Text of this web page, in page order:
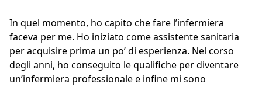
In quel momento, ho capito che fare l’infermiera
faceva per me. Ho iniziato come assistente sanitaria
per acquisire prima un po’ di esperienza. Nel corso
degli anni, ho conseguito le qualifiche per diventare
un’infermiera professionale e infine mi sono